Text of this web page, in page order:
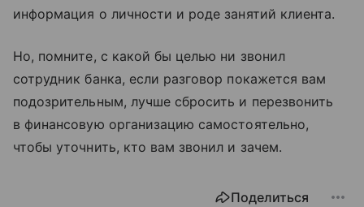
информация о личности и роде занятий клиента.
Но, помните, с какой бы целью ни звонил
сотрудник банка, если разговор покажется вам
подозрительным, лучше сбросить и перезвонить
в финансовую организацию самостоятельно,
чтобы уточнить, кто вам звонил и зачем.
Поделиться